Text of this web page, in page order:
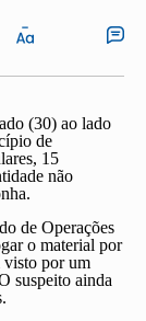
(30) ao lado
de
15
não
de Operações
o material por
visto por um
suspeito ainda